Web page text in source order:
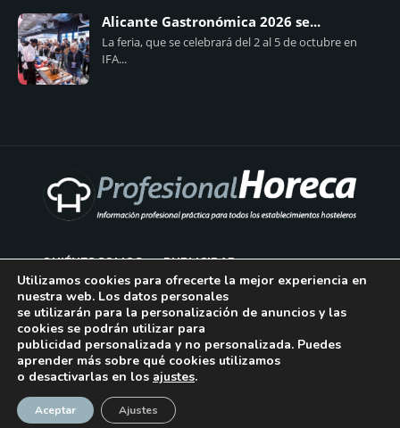
Alicante Gastronómica 2026 se...
La feria, que se celebrará del 2 al 5 de octubre en
IFA...
QUIÉNES SOMOS PUBLICIDAD
AVISO LEGAL
POLÍTICA DE COOKIES
POLÍTICA DE PRIVACIDAD
CONTACTO
¡Suscríbase!
Utilizamos cookies para ofrecerte la mejor experiencia en
nuestra web. Los datos personales
se utilizarán para la personalización de anuncios y las
cookies se podrán utilizar para
publicidad personalizada y no personalizada. Puedes
aprender más sobre qué cookies utilizamos
o desactivarlas en los ajustes.
Aceptar Ajustes